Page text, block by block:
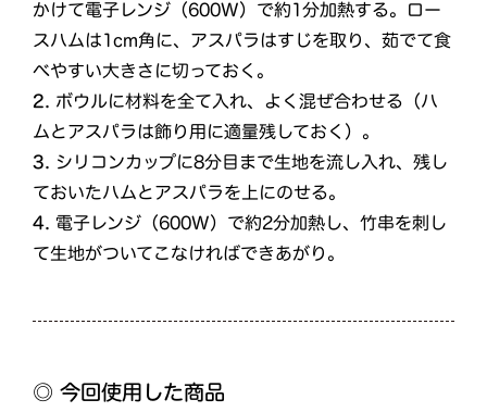
かけて電子レンジ（600W）で約1分加熱する。ロー
スハムは1cm角に、アスパラはすじを取り、茹でて食
べやすい大きさに切っておく。
2. ボウルに材料を全て入れ、よく混ぜ合わせる（ハ
ムとアスパラは飾り用に適量残しておく）。
3. シリコンカップに8分目まで生地を流し入れ、残し
ておいたハムとアスパラを上にのせる。
4. 電子レンジ（600W）で約2分加熱し、竹串を刺し
て生地がついてこなければできあがり。
◎ 今回使用した商品